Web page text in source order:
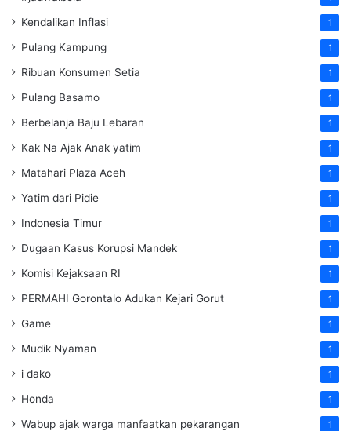
Kendalikan Inflasi 1
Pulang Kampung 1
Ribuan Konsumen Setia 1
Pulang Basamo 1
Berbelanja Baju Lebaran 1
Kak Na Ajak Anak yatim 1
Matahari Plaza Aceh 1
Yatim dari Pidie 1
Indonesia Timur 1
Dugaan Kasus Korupsi Mandek 1
Komisi Kejaksaan RI 1
PERMAHI Gorontalo Adukan Kejari Gorut 1
Game 1
Mudik Nyaman 1
i dako 1
Honda 1
Wabup ajak warga manfaatkan pekarangan 1